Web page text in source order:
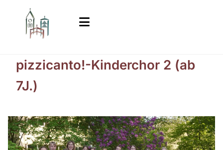
pizzicanto!-Kinderchor 2 (ab
7J.)